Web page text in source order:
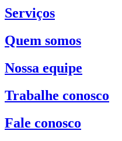
Serviços
Quem somos
Nossa equipe
Trabalhe conosco
Fale conosco